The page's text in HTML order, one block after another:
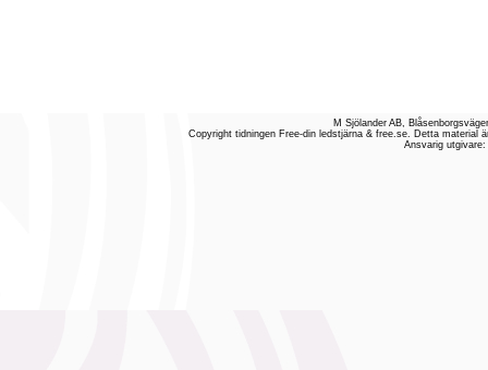
M Sjölander AB,
Copyright tidningen Free-din ledstjärna & free.se. Detta material
Ansvarig